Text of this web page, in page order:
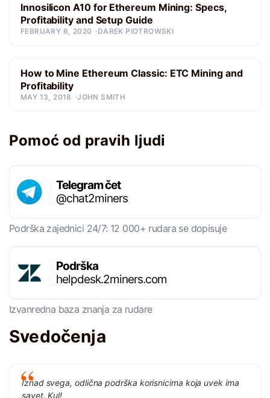
Innosilicon A10 for Ethereum Mining: Specs,
Profitability and Setup Guide
FEBRUARY 6, 2020 DAREK PIOTROWSKI
How to Mine Ethereum Classic: ETC Mining and
Profitability
MAY 13, 2018 JOHN SMITH
Pomoć od pravih ljudi
Telegram čet
@chat2miners
Podrška zajednici 24/7: 12 000+ rudara se dopisuje
Podrška
helpdesk.2miners.com
Izvanredna baza znanja za rudare
Svedočenja
Iznad svega, odlična podrška korisnicima koja uvek ima
savet. Kul!